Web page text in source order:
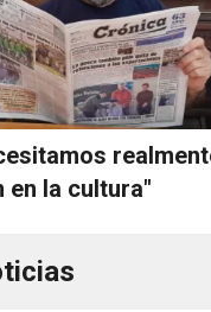
en la cultura"